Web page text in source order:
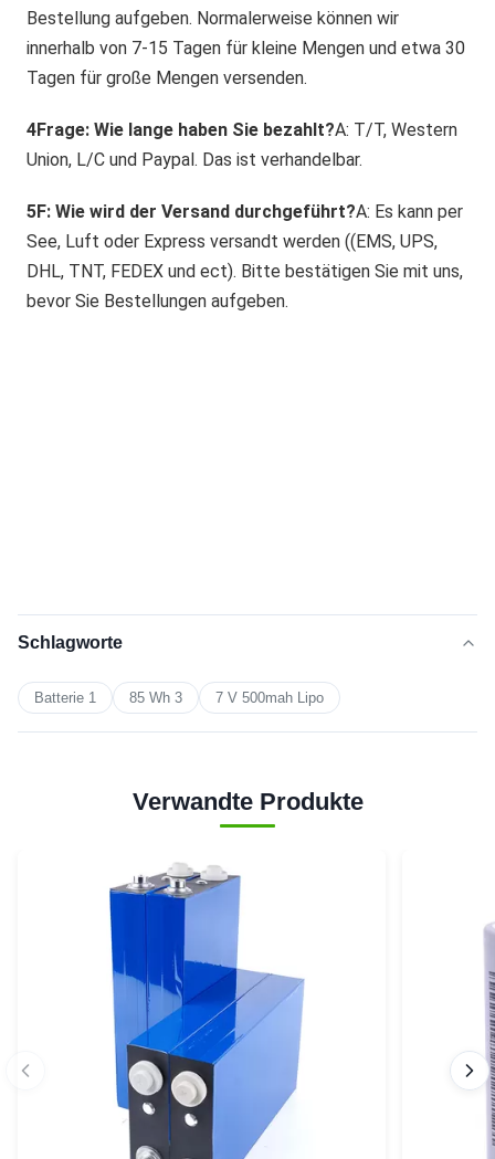
Bestellung aufgeben. Normalerweise können wir
innerhalb von 7-15 Tagen für kleine Mengen und etwa 30
Tagen für große Mengen versenden.
4Frage: Wie lange haben Sie bezahlt?A: T/T, Western
Union, L/C und Paypal. Das ist verhandelbar.
5F: Wie wird der Versand durchgeführt?A: Es kann per
See, Luft oder Express versandt werden ((EMS, UPS,
DHL, TNT, FEDEX und ect). Bitte bestätigen Sie mit uns,
bevor Sie Bestellungen aufgeben.
Schlagworte
Batterie 1 85 Wh 3 7 V 500mah Lipo
Verwandte Produkte